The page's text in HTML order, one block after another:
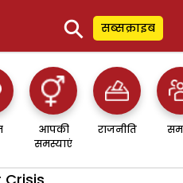
⚲ सब्सक्राइब
आपकी
समस्याएं
राजनीति